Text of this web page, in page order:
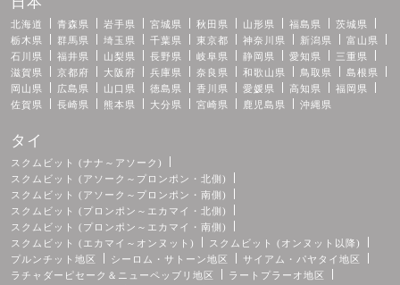
北海道 青森県 岩手県 宮城県 秋田県 山形県 福島県
茨城県
栃木県
群馬県 埼玉県 千葉県 東京都 神奈川県 新潟県
富山県
石川県
福井県 山梨県 長野県 岐阜県 静岡県 愛知県
三重県
滋賀県
京都府 大阪府 兵庫県 奈良県 和歌山県 鳥取県
島根県
岡山県
広島県 山口県 徳島県 香川県 愛媛県 高知県
福岡県
佐賀県
長崎県 熊本県 大分県 宮崎県 鹿児島県 沖縄県
タイ
スクムビット (ナナ～アソーク)
スクムビット (アソーク～プロンポン・北側)
スクムビット (アソーク～プロンポン・南側)
スクムビット (プロンポン～エカマイ・北側)
スクムビット (プロンポン～エカマイ・南側)
スクムビット (エカマイ～オンヌット)
スクムビット (オンヌット以降)
プルンチット地区
シーロム・サトーン地区
サイアム・パヤタイ地区
ラチャダーピセーク＆ニューペッブリ地区
ラートプラーオ地区